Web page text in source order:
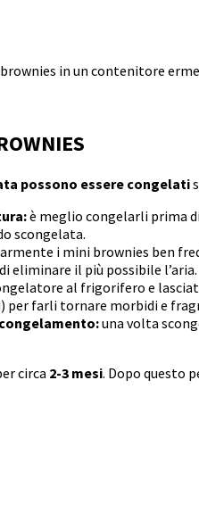
in un contenitore
possono essere congelati
è meglio congelarli prima
scongelata.
i mini brownies ben
eliminare il più possibile l’aria.
al frigorifero e
per farli tornare morbidi e
una volta
circa 2-3 mesi. Dopo questo